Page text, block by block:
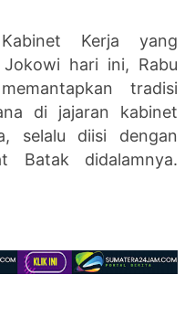
Kerja yang
hari ini, Rabu
tradisi
di jajaran kabinet
selalu diisi dengan
Batak didalamnya.